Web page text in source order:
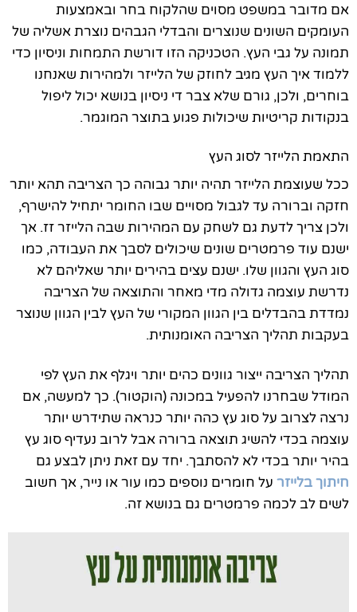
אם מדובר במשפט מסוים שהלקוח בחר ובאמצעות
העומקים השונים שנוצרים והבדלי הגבהים נוצרת אשליה של
תמונה על גבי העץ. הטכניקה הזו דורשת התמחות וניסיון כדי
ללמוד איך העץ מגיב לחוזק של הלייזר ולמהירות שאנחנו
בוחרים, ולכן, גורם שלא צבר די ניסיון בנושא יכול ליפול
בנקודות קריטיות שיכולות פגוע בתוצר המוגמר.
התאמת הלייזר לסוג העץ
ככל שעוצמת הלייזר תהיה יותר גבוהה כך הצריבה תהא יותר
חזקה וברורה עד לגבול מסויים שבו החומר יתחיל להישרף,
ולכן צריך לדעת גם לשחק עם המהירות שבה הלייזר זז. אך
ישנם עוד פרמטרים שונים שיכולים לסבך את העבודה, כמו
סוג העץ והגוון שלו. ישנם עצים בהירים יותר שאליהם לא
נדרשת עוצמה גדולה מדי מאחר והתוצאה של הצריבה
נמדדת בהבדלים בין הגוון המקורי של העץ לבין הגוון שנוצר
בעקבות תהליך הצריבה האומנותית.
תהליך הצריבה ייצור גוונים כהים יותר ויגלף את העץ לפי
המודל שבחרנו להפעיל במכונה (הוקטור). כך למעשה, אם
נרצה לצרוב על סוג עץ כהה יותר כנראה שתידרש יותר
עוצמה בכדי להשיג תוצאה ברורה אבל לרוב נעדיף סוג עץ
בהיר יותר בכדי לא להסתבך. יחד עם זאת ניתן לבצע גם
חיתוך בלייזר על חומרים נוספים כמו עור או נייר, אך חשוב
לשים לב לכמה פרמטרים גם בנושא זה.